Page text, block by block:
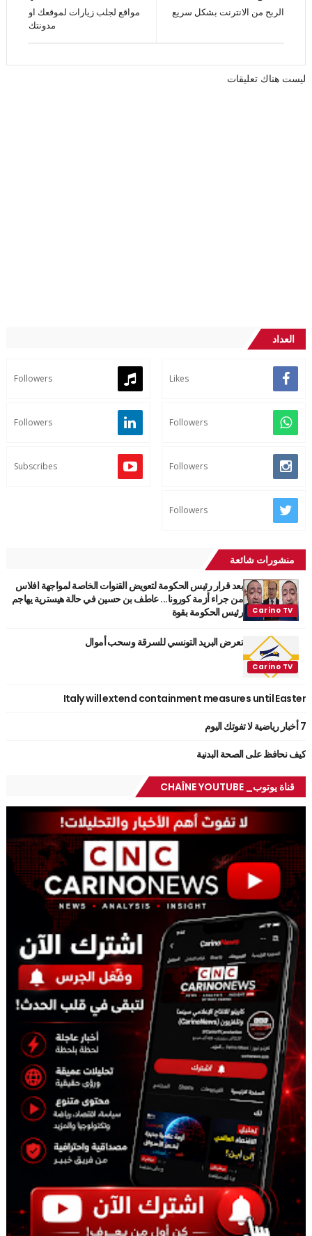
مواقع لجلب زيارات لموقعك او
مدونتك
الربح من الانترنت بشكل سريع
ليست هناك تعليقات
العداد
Likes
Followers
Followers
Followers
Followers
Subscribes
Followers
منشورات شائعة
بعد قرار رئيس الحكومة لتعويض القنوات الخاصة لمواجهة افلاس
من جراء أزمة كورونا... عاطف بن حسين في حالة هيسترية يهاجم
رئيس الحكومة بقوة
تعرض البريد التونسي للسرقة وسحب أموال
Italy will extend containment measures until Easter
7 أخبار رياضية لا تفوتك اليوم
كيف نحافظ على الصحة البدنية
قناة يوتوب_ CHAÎNE YOUTUBE